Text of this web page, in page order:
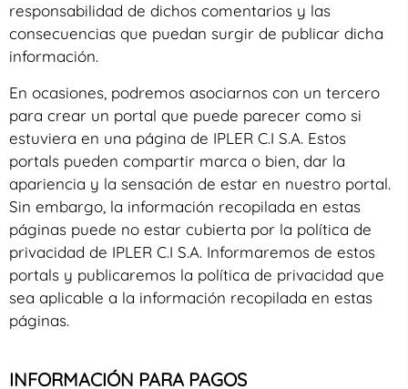
responsabilidad de dichos comentarios y las
consecuencias que puedan surgir de publicar dicha
información.
En ocasiones, podremos asociarnos con un tercero
para crear un portal que puede parecer como si
estuviera en una página de IPLER C.I S.A. Estos
portals pueden compartir marca o bien, dar la
apariencia y la sensación de estar en nuestro portal.
Sin embargo, la información recopilada en estas
páginas puede no estar cubierta por la política de
privacidad de IPLER C.I S.A. Informaremos de estos
portals y publicaremos la política de privacidad que
sea aplicable a la información recopilada en estas
páginas.
INFORMACIÓN PARA PAGOS